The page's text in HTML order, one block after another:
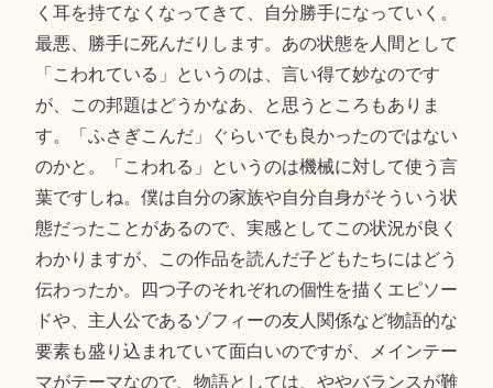
く耳を持てなくなってきて、自分勝手になっていく。
最悪、勝手に死んだりします。あの状態を人間として
「こわれている」というのは、言い得て妙なのです
が、この邦題はどうかなあ、と思うところもありま
す。「ふさぎこんだ」ぐらいでも良かったのではない
のかと。「こわれる」というのは機械に対して使う言
葉ですしね。僕は自分の家族や自分自身がそういう状
態だったことがあるので、実感としてこの状況が良く
わかりますが、この作品を読んだ子どもたちにはどう
伝わったか。四つ子のそれぞれの個性を描くエピソー
ドや、主人公であるゾフィーの友人関係など物語的な
要素も盛り込まれていて面白いのですが、メインテー
マがテーマなので、物語としては、ややバランスが難